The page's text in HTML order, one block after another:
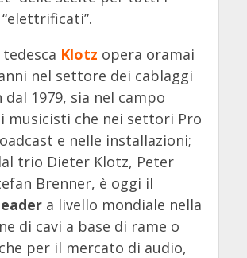
tedesca Klotz opera oramai
nel settore dei cablaggi
dal 1979, sia nel campo
musicisti che nei settori Pro
e nelle installazioni;
trio Dieter Klotz, Peter
Brenner, è oggi il
a livello mondiale nella
di cavi a base di rame o
per il mercato di audio,